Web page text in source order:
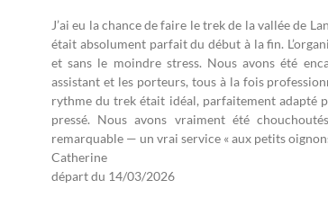
J’ai eu la chance de faire le trek de la vallée de
était absolument parfait du début à la fin.
et sans le moindre stress. Nous avons été
assistant et les porteurs, tous à la fois
rythme du trek était idéal, parfaitement adapté
pressé. Nous avons vraiment été
remarquable — un vrai service « aux petits
Catherine
départ du 14/03/2026